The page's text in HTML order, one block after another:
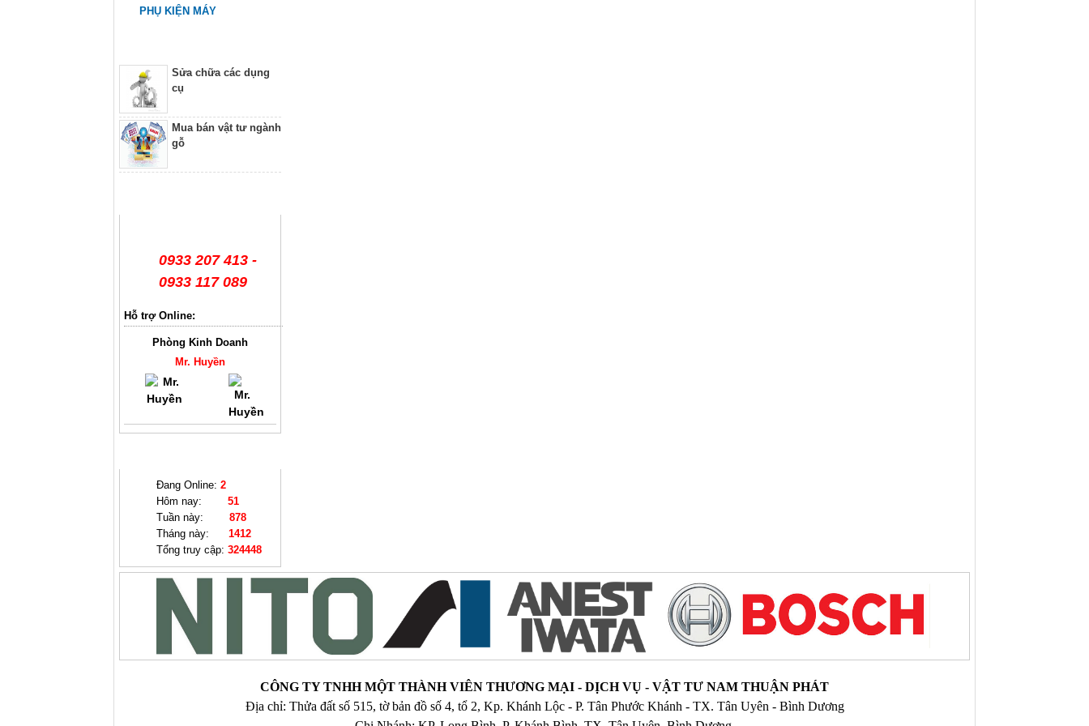
PHỤ KIỆN MÁY
Sửa chữa các dụng
cụ
Mua bán vật tư ngành
gỗ
0933 207 413 -
0933 117 089
Hỗ trợ Online:
Phòng Kinh Doanh
Mr. Huyền
Đang Online: 2
Hôm nay: 51
Tuần này: 878
Tháng này: 1412
Tổng truy cập: 324448
CÔNG TY TNHH MỘT THÀNH VIÊN THƯƠNG MẠI - DỊCH VỤ - VẬT TƯ NAM THUẬN PHÁT
Địa chỉ: Thửa đất số 515, tờ bản đồ số 4, tổ 2, Kp. Khánh Lộc - P. Tân Phước Khánh - TX. Tân Uyên - Bình Dương